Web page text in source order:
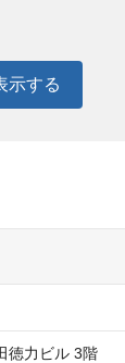
示する
徳力ビル 3階